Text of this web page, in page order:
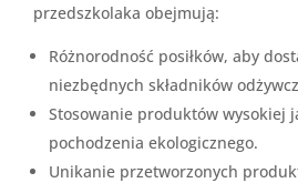
przedszkolaka obejmują:
Różnorodność posiłków, aby
niezbędnych składników
Stosowanie produktów wysokiej
pochodzenia ekologicznego.
Unikanie przetworzonych